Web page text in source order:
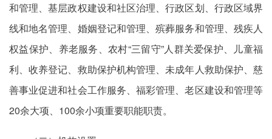
和管理、基层政权建设和社区治理、行政区划、行政区域界
线和地名管理、婚姻登记和管理、殡葬服务和管理、残疾人
权益保护、养老服务、农村“三留守”人群关爱保护、儿童福
利、收养登记、救助保护机构管理、未成年人救助保护、慈
善事业促进和社会工作服务、福彩管理、老区建设和管理等
20余大项、100余小项重要职能职责。